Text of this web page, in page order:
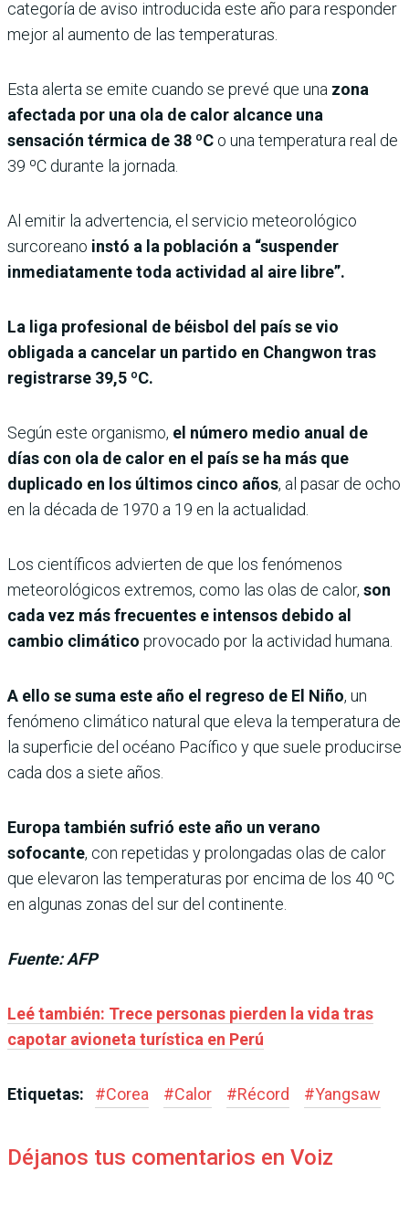
categoría de aviso introducida este año para responder
mejor al aumento de las temperaturas.
Esta alerta se emite cuando se prevé que una zona
afectada por una ola de calor alcance una
sensación térmica de 38 ºC o una temperatura real de
39 ºC durante la jornada.
Al emitir la advertencia, el servicio meteorológico
surcoreano instó a la población a “suspender
inmediatamente toda actividad al aire libre”.
La liga profesional de béisbol del país se vio
obligada a cancelar un partido en Changwon tras
registrarse 39,5 ºC.
Según este organismo, el número medio anual de
días con ola de calor en el país se ha más que
duplicado en los últimos cinco años, al pasar de ocho
en la década de 1970 a 19 en la actualidad.
Los científicos advierten de que los fenómenos
meteorológicos extremos, como las olas de calor, son
cada vez más frecuentes e intensos debido al
cambio climático provocado por la actividad humana.
A ello se suma este año el regreso de El Niño, un
fenómeno climático natural que eleva la temperatura de
la superficie del océano Pacífico y que suele producirse
cada dos a siete años.
Europa también sufrió este año un verano
sofocante, con repetidas y prolongadas olas de calor
que elevaron las temperaturas por encima de los 40 ºC
en algunas zonas del sur del continente.
Fuente: AFP
Leé también: Trece personas pierden la vida tras
capotar avioneta turística en Perú
Etiquetas: #Corea #Calor #Récord #Yangsaw
Déjanos tus comentarios en Voiz